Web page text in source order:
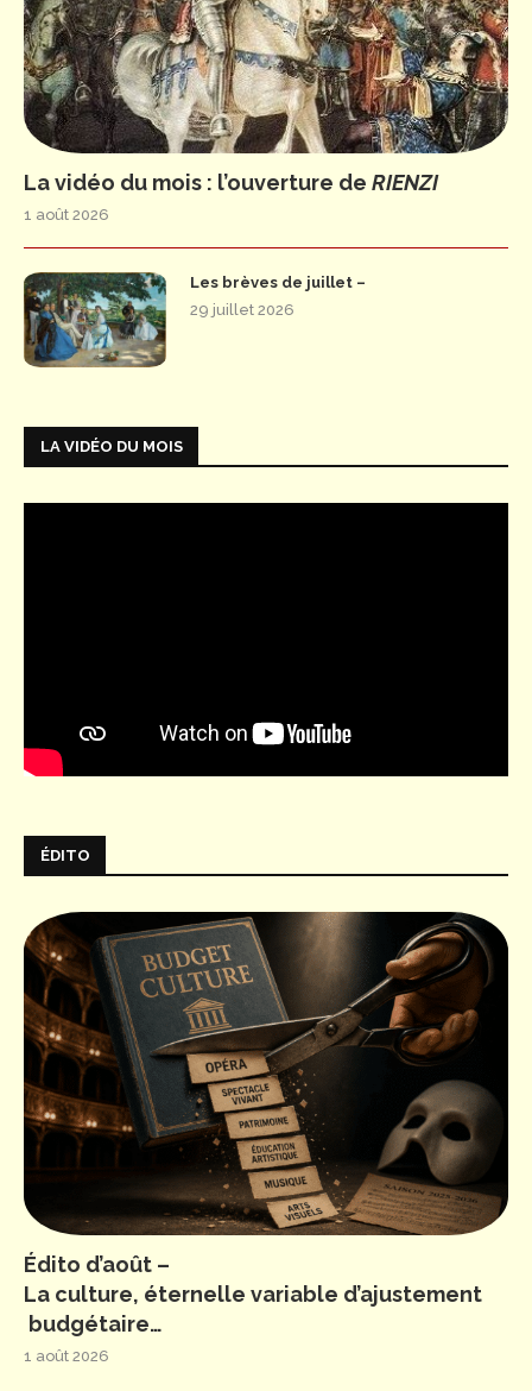
La vidéo du mois : l’ouverture de RIENZI
1 août 2026
Les brèves de juillet –
29 juillet 2026
LA VIDÉO DU MOIS
ÉDITO
Édito d’août –
La culture, éternelle variable d’ajustement
budgétaire…
1 août 2026